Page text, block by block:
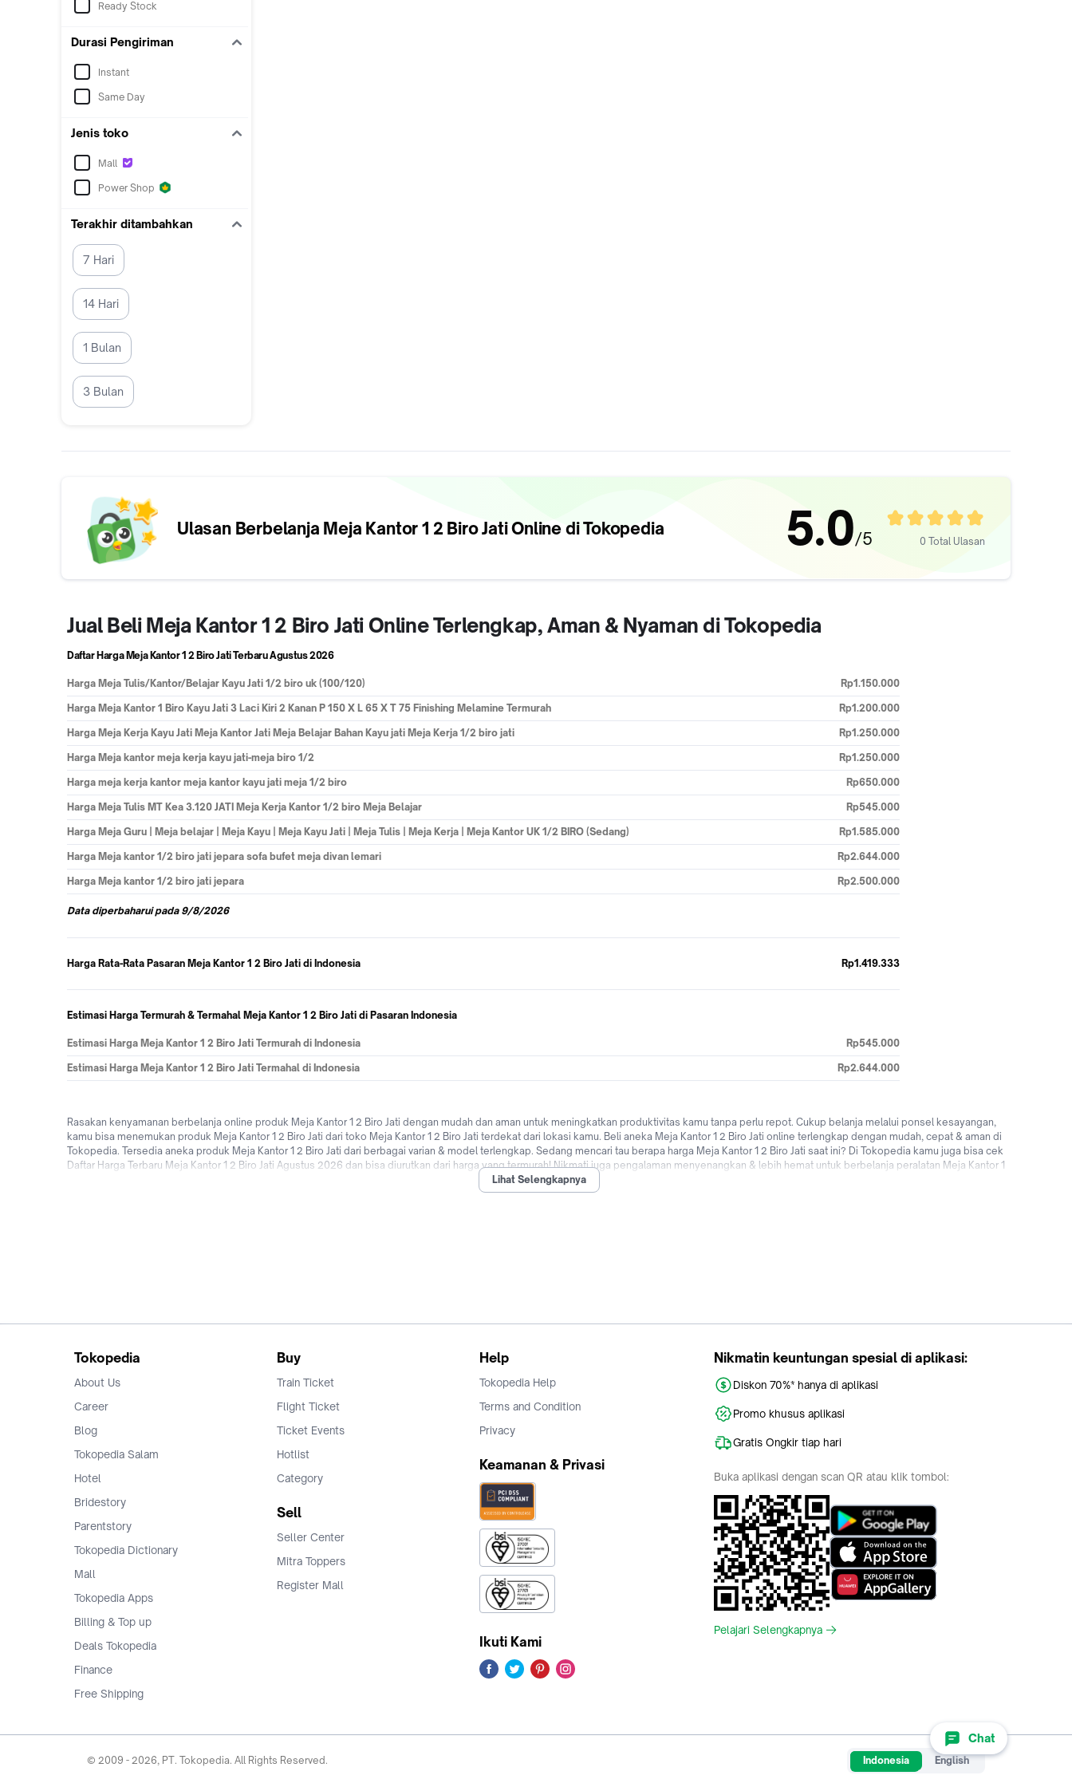
Ready Stock
Durasi Pengiriman
Instant
Same Day
Jenis toko
Mall
Power Shop
Terakhir ditambahkan
7 Hari
14 Hari
1 Bulan
3 Bulan
Ulasan Berbelanja Meja Kantor 1 2 Biro JatiOnline di Tokopedia 5.0/5 0 Total Ulasan
Jual Beli Meja Kantor 1 2 Biro Jati Online Terlengkap, Aman & Nyaman di Tokopedia
Daftar Harga Meja Kantor 1 2 Biro Jati TerbaruAgustus 2026
Harga Meja Tulis/Kantor/Belajar Kayu Jati 1/2 biro uk (100/120) Rp1.150.000
Harga Meja Kantor 1 Biro Kayu Jati 3 Laci Kiri 2 Kanan P 150 X L 65 X T 75 Finishing Melamine Termurah Rp1.200.000
Harga Meja Kerja Kayu Jati Meja Kantor Jati Meja Belajar Bahan Kayu jati Meja Kerja 1/2 biro jati Rp1.250.000
Harga Meja kantor meja kerja kayu jati-meja biro 1/2 Rp1.250.000
Harga meja kerja kantor meja kantor kayu jati meja 1/2 biro Rp650.000
Harga Meja Tulis MT Kea 3.120 JATI Meja Kerja Kantor 1/2 biro Meja Belajar Rp545.000
Harga Meja Guru | Meja belajar | Meja Kayu | Meja Kayu Jati | Meja Tulis | Meja Kerja | Meja Kantor UK 1/2 BIRO (Sedang) Rp1.585.000
Harga Meja kantor 1/2 biro jati jepara sofa bufet meja divan lemari Rp2.644.000
Harga Meja kantor 1/2 biro jati jepara Rp2.500.000
Data diperbaharui pada 9/8/2026
Harga Rata-Rata Pasaran Meja Kantor 1 2 Biro Jati di Indonesia Rp1.419.333
Estimasi Harga Termurah & Termahal Meja Kantor 1 2 Biro Jati di Pasaran Indonesia
Estimasi Harga Meja Kantor 1 2 Biro Jati Termurah di Indonesia Rp545.000
Estimasi Harga Meja Kantor 1 2 Biro Jati Termahal di Indonesia Rp2.644.000
Rasakan kenyamanan berbelanja online produk Meja Kantor 1 2 Biro Jati dengan mudah dan aman untuk meningkatkan produktivitas kamu tanpa perlu repot. Cukup belanja melalui ponsel kesayangan,
kamu bisa menemukan produk Meja Kantor 1 2 Biro Jati dari toko Meja Kantor 1 2 Biro Jati terdekat dari lokasi kamu. Beli aneka Meja Kantor 1 2 Biro Jati online terlengkap dengan mudah, cepat & aman di
Tokopedia. Tersedia aneka produk Meja Kantor 1 2 Biro Jati dari berbagai varian & model terlengkap. Sedang mencari tau berapa harga Meja Kantor 1 2 Biro Jati saat ini? Di Tokopedia kamu juga bisa cek
Daftar Harga Terbaru Meja Kantor 1 2 Biro Jati Agustus 2026 dan bisa diurutkan dari harga yang termurah! Nikmati juga pengalaman menyenangkan & lebih hemat untuk berbelanja peralatan Meja Kantor 1
2 Biro Jati dengan pilihan pengiriman satu hari sampai, bebas ongkir, bayar ditempat (COD), cicilan 0% dari berbagai bank di Indonesia hingga promo Meja Kantor 1 2 Biro Jati untuk pengguna baru! Tunggu
apalagi? Yuk jual & beli Meja Kantor 1 2 Biro Jati online dengan daftar harga terbaru Agustus 2026 di Tokopedia sekarang!
Lihat Selengkapnya
Chat
Tokopedia
About Us
Career
Blog
Tokopedia Salam
Hotel
Bridestory
Parentstory
Tokopedia Dictionary
Mall
Tokopedia Apps
Billing & Top up
Deals Tokopedia
Finance
Free Shipping
Buy
Train Ticket
Flight Ticket
Ticket Events
Hotlist
Category
Sell
Seller Center
Mitra Toppers
Register Mall
Help
Tokopedia Help
Terms and Condition
Privacy
Keamanan & Privasi
Ikuti Kami
Nikmatin keuntungan spesial di aplikasi:
Diskon 70%* hanya di aplikasi
Promo khusus aplikasi
Gratis Ongkir tiap hari
Buka aplikasi dengan scan QR atau klik tombol:
Pelajari Selengkapnya
© 2009 - 2026, PT. Tokopedia. All Rights Reserved. Indonesia English